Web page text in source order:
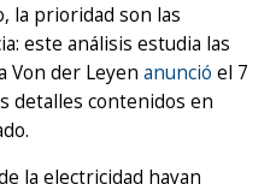
la prioridad son las
este análisis estudia las
Von der Leyen anunció el 7
detalles contenidos en
la electricidad hayan